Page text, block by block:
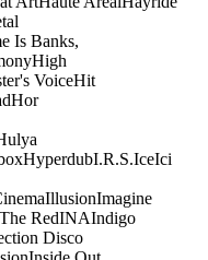
Is Banks,
High
VoiceHit
Hor
HyperdubI.R.S.IceIci
IllusionImagine
RedINAIndigo
Disco